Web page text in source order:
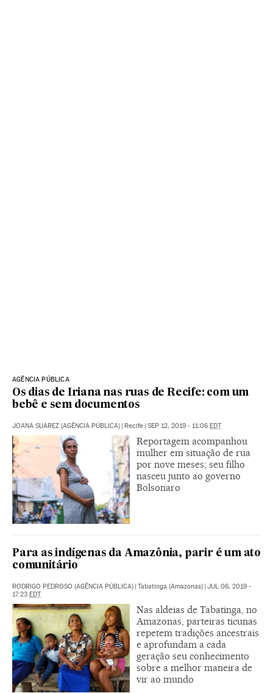
AGÊNCIA PÚBLICA
Os dias de Iriana nas ruas de Recife: com um
bebê e sem documentos
JOANA SUAREZ (AGÊNCIA PÚBLICA) | Recife | SEP 12, 2019 - 11:06 EDT
Reportagem acompanhou
mulher em situação de rua
por nove meses; seu filho
nasceu junto ao governo
Bolsonaro
Para as indígenas da Amazônia, parir é um ato
comunitário
RODRIGO PEDROSO (AGÊNCIA PÚBLICA) | Tabatinga (Amazonas) | JUL 06, 2019 -
17:23 EDT
Nas aldeias de Tabatinga, no
Amazonas, parteiras ticunas
repetem tradições ancestrais
e aprofundam a cada
geração seu conhecimento
sobre a melhor maneira de
vir ao mundo